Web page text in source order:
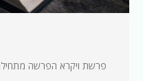
פרשת ויקרא הפרשה